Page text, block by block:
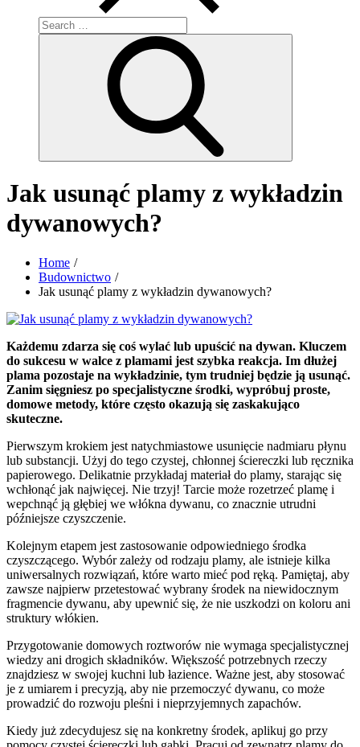
Search
for:
Jak usunąć plamy z wykładzin
dywanowych?
Home
Budownictwo
Jak usunąć plamy z wykładzin dywanowych?
Każdemu zdarza się coś wylać lub upuścić na dywan. Kluczem
do sukcesu w walce z plamami jest szybka reakcja. Im dłużej
plama pozostaje na wykładzinie, tym trudniej będzie ją usunąć.
Zanim sięgniesz po specjalistyczne środki, wypróbuj proste,
domowe metody, które często okazują się zaskakująco
skuteczne.
Pierwszym krokiem jest natychmiastowe usunięcie nadmiaru płynu
lub substancji. Użyj do tego czystej, chłonnej ściereczki lub ręcznika
papierowego. Delikatnie przykładaj materiał do plamy, starając się
wchłonąć jak najwięcej. Nie trzyj! Tarcie może rozetrzeć plamę i
wepchnąć ją głębiej we włókna dywanu, co znacznie utrudni
późniejsze czyszczenie.
Kolejnym etapem jest zastosowanie odpowiedniego środka
czyszczącego. Wybór zależy od rodzaju plamy, ale istnieje kilka
uniwersalnych rozwiązań, które warto mieć pod ręką. Pamiętaj, aby
zawsze najpierw przetestować wybrany środek na niewidocznym
fragmencie dywanu, aby upewnić się, że nie uszkodzi on koloru ani
struktury włókien.
Przygotowanie domowych roztworów nie wymaga specjalistycznej
wiedzy ani drogich składników. Większość potrzebnych rzeczy
znajdziesz w swojej kuchni lub łazience. Ważne jest, aby stosować
je z umiarem i precyzją, aby nie przemoczyć dywanu, co może
prowadzić do rozwoju pleśni i nieprzyjemnych zapachów.
Kiedy już zdecydujesz się na konkretny środek, aplikuj go przy